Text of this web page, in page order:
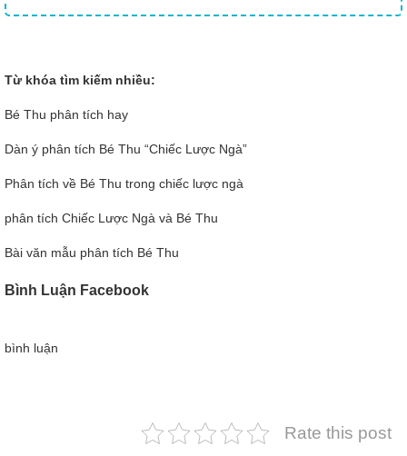
Từ khóa tìm kiếm nhiều:
Bé Thu phân tích hay
Dàn ý phân tích Bé Thu “Chiếc Lược Ngà”
Phân tích về Bé Thu trong chiếc lược ngà
phân tích Chiếc Lược Ngà và Bé Thu
Bài văn mẫu phân tích Bé Thu
Bình Luận Facebook
bình luận
Rate this post